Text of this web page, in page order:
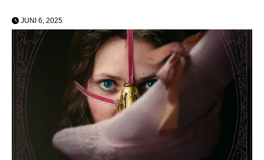
JUNI 6, 2025